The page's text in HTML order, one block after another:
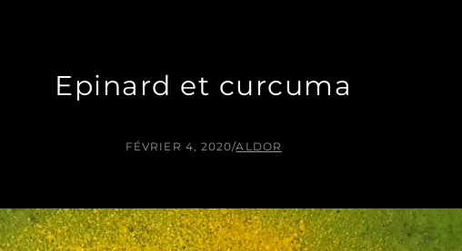
Epinard et curcuma
FÉVRIER 4, 2020/ALDOR